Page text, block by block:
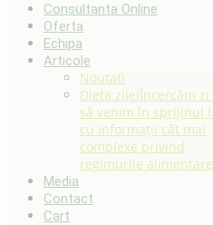
Consultanta Online
Oferta
Echipa
Articole
Noutati
Dieta zileiÎncercăm zi
să venim în sprijinul
cu informații cât mai
complexe privind
regimurile
Media
Contact
Cart